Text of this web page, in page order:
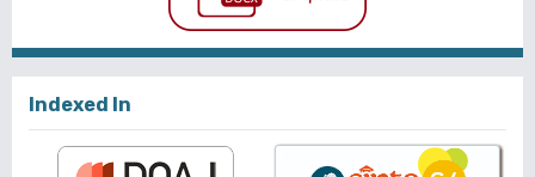
Indexed In